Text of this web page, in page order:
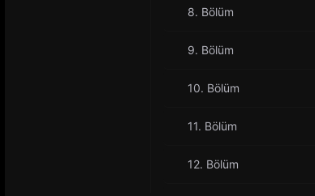
8. Bölüm
9. Bölüm
10. Bölüm
11. Bölüm
12. Bölüm